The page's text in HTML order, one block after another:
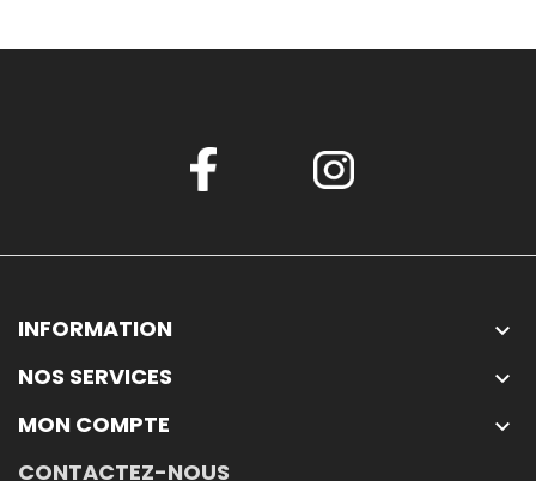
INFORMATION 
NOS SERVICES 
MON COMPTE 
CONTACTEZ-NOUS